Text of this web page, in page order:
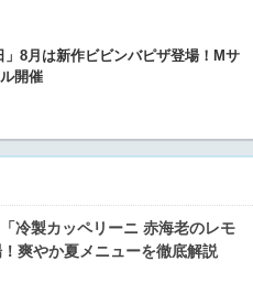
」8月は新作ビビンバピザ登場！Mサ
開催
冷製カッペリーニ 赤海老のレモ
爽やか夏メニューを徹底解説